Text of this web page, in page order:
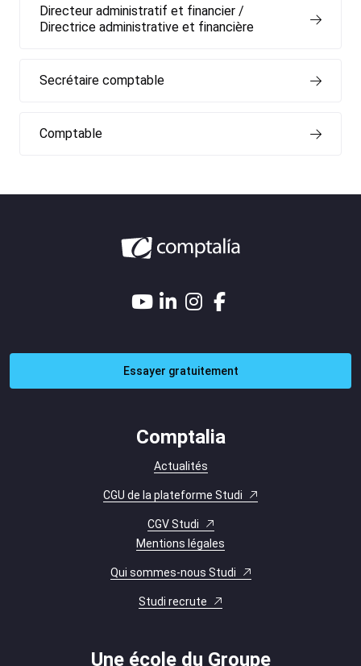
Directeur administratif et financier /
Directrice administrative et financière
Secrétaire comptable
Comptable
Essayer gratuitement
Comptalia
Actualités
CGU de la plateforme Studi
CGV Studi
Mentions légales
Qui sommes-nous Studi
Studi recrute
Une école du Groupe